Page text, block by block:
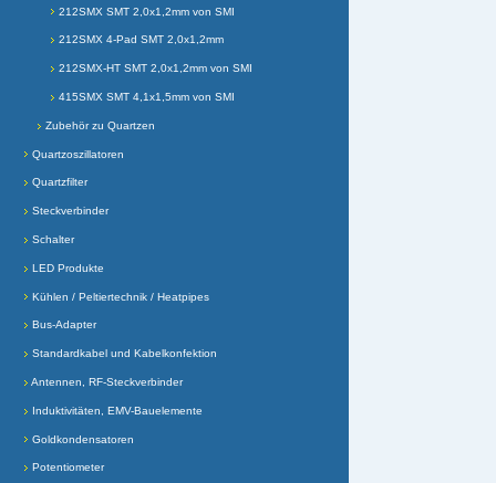
212SMX SMT 2,0x1,2mm von SMI
212SMX 4-Pad SMT 2,0x1,2mm
212SMX-HT SMT 2,0x1,2mm von SMI
415SMX SMT 4,1x1,5mm von SMI
Zubehör zu Quartzen
Quartzoszillatoren
Quartzfilter
Steckverbinder
Schalter
LED Produkte
Kühlen / Peltiertechnik / Heatpipes
Bus-Adapter
Standardkabel und Kabelkonfektion
Antennen, RF-Steckverbinder
Induktivitäten, EMV-Bauelemente
Goldkondensatoren
Potentiometer